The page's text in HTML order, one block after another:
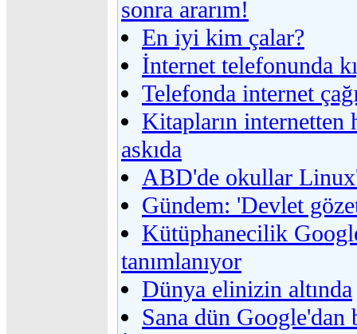
sonra ararım!
En iyi kim çalar?
İnternet telefonunda
Telefonda internet
Kitapların internetten
askıda
ABD'de okullar
Gündem: 'Devlet
Kütüphanecilik
tanımlanıyor
Dünya elinizin altında
Sana dün Google'dan